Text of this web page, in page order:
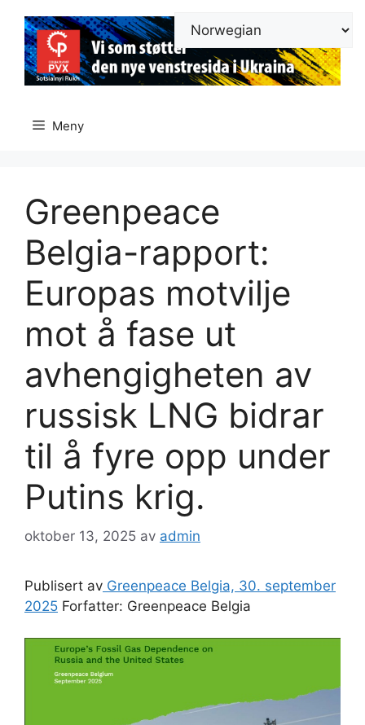
innhold
Meny
Greenpeace
Belgia-rapport:
Europas motvilje
mot å fase ut
avhengigheten av
russisk LNG bidrar
til å fyre opp under
Putins krig.
oktober 13, 2025 av admin
Publisert av Greenpeace Belgia, 30. september
2025 Forfatter: Greenpeace Belgia